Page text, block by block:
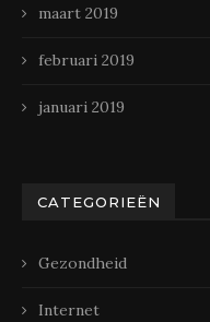
maart 2019
februari 2019
januari 2019
CATEGORIEËN
Gezondheid
Internet